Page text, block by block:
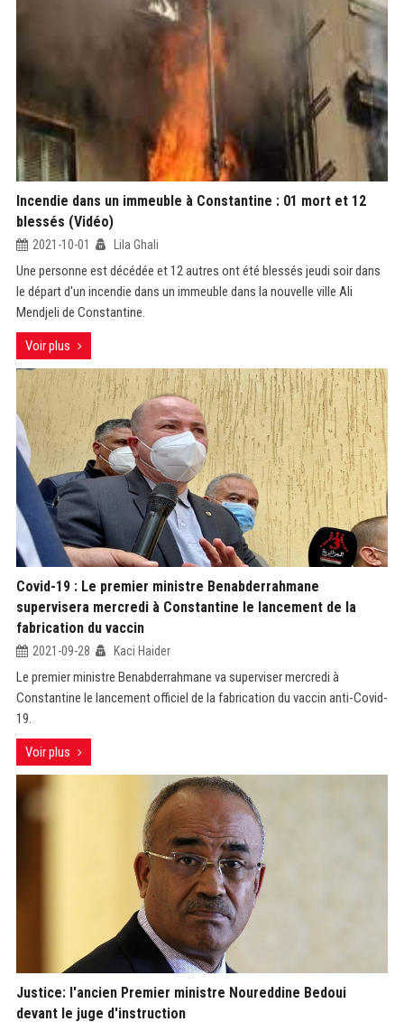
Incendie dans un immeuble à Constantine : 01 mort et 12
blessés (Vidéo)
2021-10-01 Lila Ghali
Une personne est décédée et 12 autres ont été blessés jeudi soir dans
le départ d'un incendie dans un immeuble dans la nouvelle ville Ali
Mendjeli de Constantine.
Voir plus
Covid-19 : Le premier ministre Benabderrahmane
supervisera mercredi à Constantine le lancement de la
fabrication du vaccin
2021-09-28 Kaci Haider
Le premier ministre Benabderrahmane va superviser mercredi à
Constantine le lancement officiel de la fabrication du vaccin anti-Covid-
19.
Voir plus
Justice: l'ancien Premier ministre Noureddine Bedoui
devant le juge d'instruction